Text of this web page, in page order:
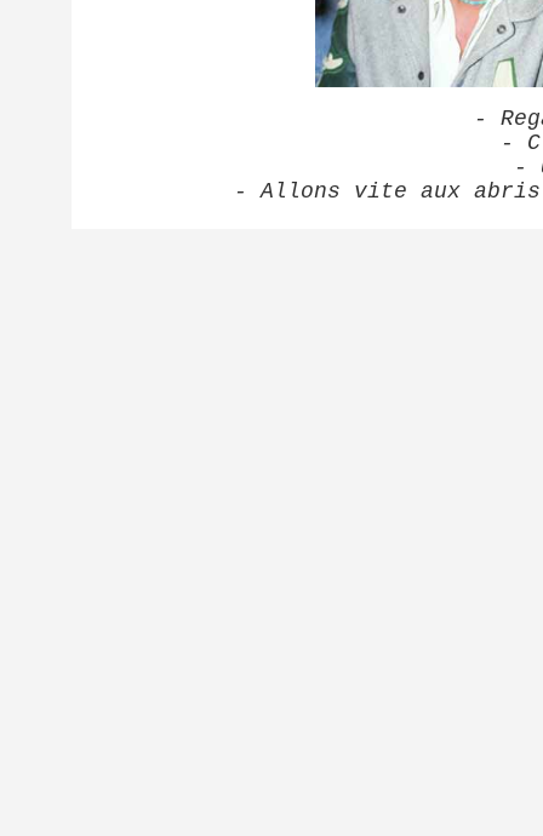
-
-
-
- Allons vite aux abris